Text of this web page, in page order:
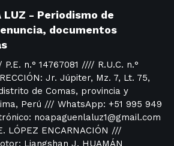
LUZ - Periodismo de
documentos
n.° 14767081 //// R.U.C. n.°
Jr. Júpiter, Mz. 7, Lt. 75,
de Comas, provincia y
Perú /// WhatsApp: +51 995 949
noapaguenlaluz1@gmail.com
LÓPEZ ENCARNACIÓN ///
Liangshan J. HUAMÁN